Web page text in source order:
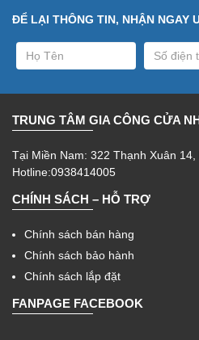
ĐỂ LẠI THÔNG TIN, NHẬN NGAY
TRUNG TÂM GIA CÔNG CỬA
Tại Miền Nam: 322 Thạnh Xuân 14,
Hotline:0938414005
CHÍNH SÁCH – HỖ TRỢ
Chính sách bán hàng
Chính sách bảo hành
Chính sách lắp đặt
FANPAGE FACEBOOK